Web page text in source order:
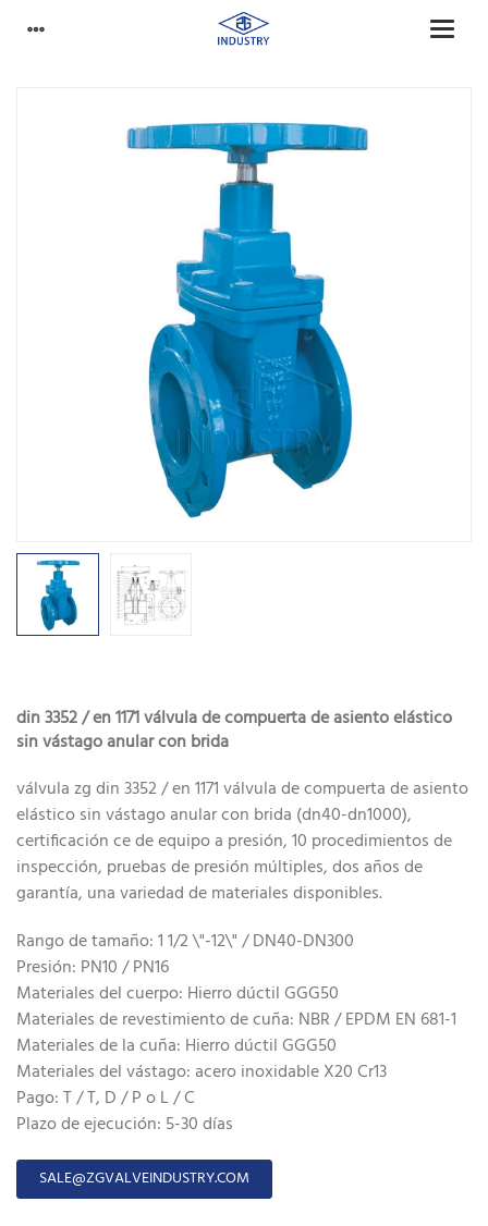
din 3352 / en 1171 válvula de compuerta de asiento elástico
sin vástago anular con brida
válvula zg din 3352 / en 1171 válvula de compuerta de asiento
elástico sin vástago anular con brida (dn40-dn1000),
certificación ce de equipo a presión, 10 procedimientos de
inspección, pruebas de presión múltiples, dos años de
garantía, una variedad de materiales disponibles.
Rango de tamaño: 1 1/2 \"-12\" / DN40-DN300
Presión: PN10 / PN16
Materiales del cuerpo: Hierro dúctil GGG50
Materiales de revestimiento de cuña: NBR / EPDM EN 681-1
Materiales de la cuña: Hierro dúctil GGG50
Materiales del vástago: acero inoxidable X20 Cr13
Pago: T / T, D / P o L / C
Plazo de ejecución: 5-30 días
SALE@ZGVALVEINDUSTRY.COM